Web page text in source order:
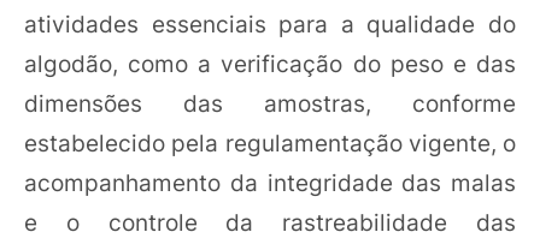
atividades essenciais para a qualidade do
algodão, como a verificação do peso e das
dimensões das amostras, conforme
estabelecido pela regulamentação vigente, o
acompanhamento da integridade das malas
e o controle da rastreabilidade das